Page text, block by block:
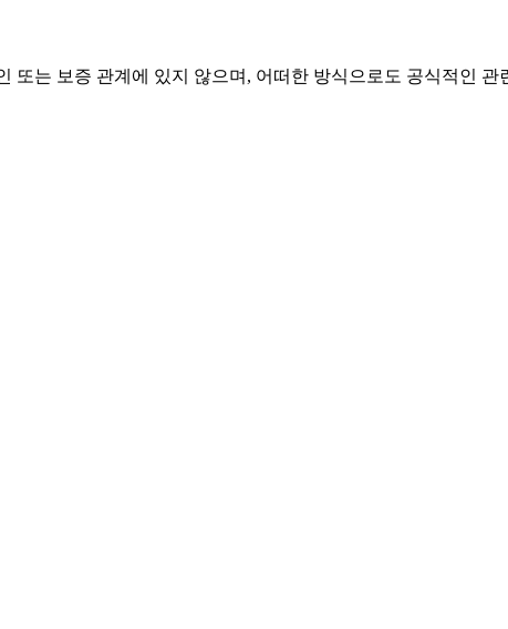
또는 보증 관계에 있지 않으며, 어떠한 방식으로도 공식적인